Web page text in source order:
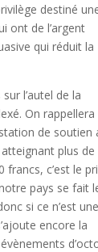
destiné
ont de l’argent
qui réduit la
l’autel de la
On rappellera
de soutien
plus de
francs, c’est le
pays se fait
si ce n’est une
encore la